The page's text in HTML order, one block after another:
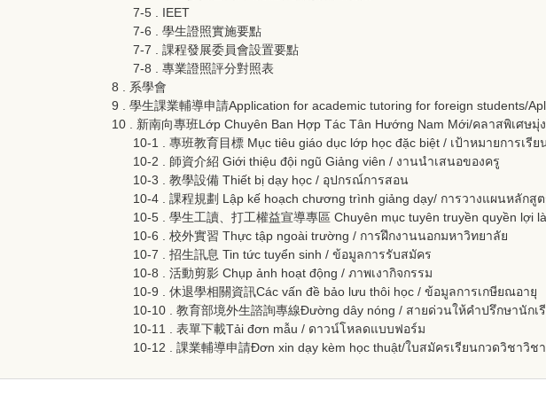
7-5 . IEET
7-6 . 學生證照實施要點
7-7 . 課程發展委員會設置要點
7-8 . 專業證照評分對照表
8 . 系學會
9 . 學生課業輔導申請Application for academic tutoring for foreign students/
10 . 新南向專班Lớp Chuyên Ban Hợp Tác Tân Hướng Nam Mới/คลาสพิเศษมุ่
10-1 . 專班教育目標 Mục tiêu giáo dục lớp học đặc biệt / เป้าหมายการเรีย
10-2 . 師資介紹 Giới thiệu đội ngũ Giảng viên / งานนำเสนอของครู
10-3 . 教學設備 Thiết bị dạy học / อุปกรณ์การสอน
10-4 . 課程規劃 Lập kế hoạch chương trình giảng dạy/ การวางแผนหลักสู
10-5 . 學生工讀、打工權益宣導專區 Chuyên mục tuyên truyền quyền lợi
10-6 . 校外實習 Thực tập ngoài trường / การฝึกงานนอกมหาวิทยาลัย
10-7 . 招生訊息 Tin tức tuyển sinh / ข้อมูลการรับสมัคร
10-8 . 活動剪影 Chụp ảnh hoạt động / ภาพเงากิจกรรม
10-9 . 休退學相關資訊Các vấn đề bảo lưu thôi học / ข้อมูลการเกษียณอายุ
10-10 . 教育部境外生諮詢專線Đường dây nóng / สายด่วนให้คำปรึกษานัก
10-11 . 表單下載Tải đơn mẫu / ดาวน์โหลดแบบฟอร์ม
10-12 . 課業輔導申請Đơn xin dạy kèm học thuật/ใบสมัครเรียนกวดวิชาวิช